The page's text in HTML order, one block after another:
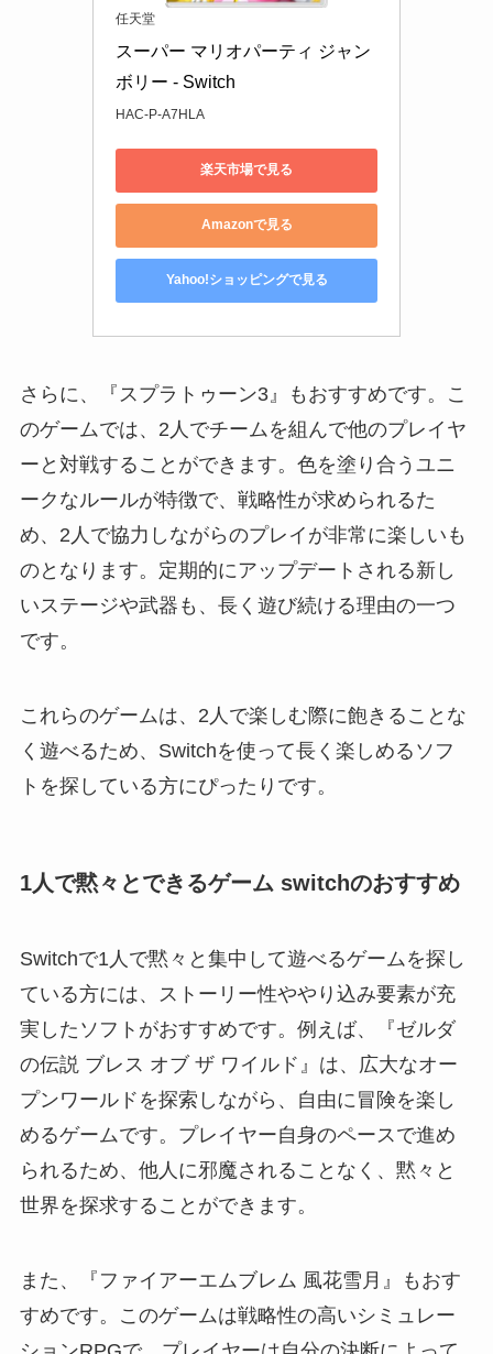
任天堂
スーパー マリオパーティ ジャン
ボリー - Switch
HAC-P-A7HLA
楽天市場で見る
Amazonで見る
Yahoo!ショッピングで見る
さらに、『スプラトゥーン3』もおすすめです。こ
のゲームでは、2人でチームを組んで他のプレイヤ
ーと対戦することができます。色を塗り合うユニ
ークなルールが特徴で、戦略性が求められるた
め、2人で協力しながらのプレイが非常に楽しいも
のとなります。定期的にアップデートされる新し
いステージや武器も、長く遊び続ける理由の一つ
です。
これらのゲームは、2人で楽しむ際に飽きることな
く遊べるため、Switchを使って長く楽しめるソフ
トを探している方にぴったりです。
1人で黙々とできるゲーム switchのおすすめ
Switchで1人で黙々と集中して遊べるゲームを探し
ている方には、ストーリー性ややり込み要素が充
実したソフトがおすすめです。例えば、『ゼルダ
の伝説 ブレス オブ ザ ワイルド』は、広大なオー
プンワールドを探索しながら、自由に冒険を楽し
めるゲームです。プレイヤー自身のペースで進め
られるため、他人に邪魔されることなく、黙々と
世界を探求することができます。
また、『ファイアーエムブレム 風花雪月』もおす
すめです。このゲームは戦略性の高いシミュレー